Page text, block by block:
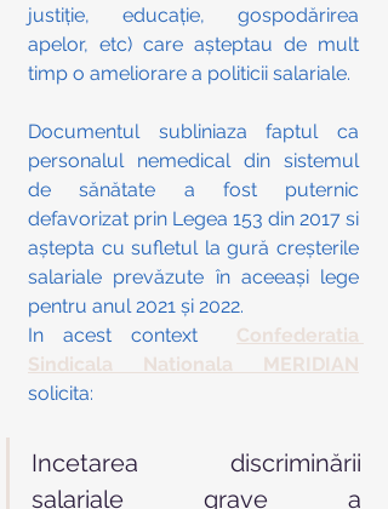
justiție, educație, gospodărirea
apelor, etc) care așteptau de mult
timp o ameliorare a politicii salariale.
Documentul subliniaza faptul ca
personalul nemedical din sistemul
de sănătate a fost puternic
defavorizat prin Legea 153 din 2017 si
aștepta cu sufletul la gură creșterile
salariale prevăzute în aceeași lege
pentru anul 2021 și 2022.
In acest context Confederatia
Sindicala Nationala MERIDIAN
solicita:
Incetarea discriminării